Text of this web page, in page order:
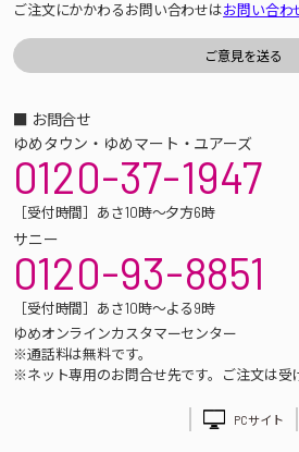
ご注文にかかわるお問い合わせはお問い合わ
■ お問合せ
ゆめタウン・ゆめマート・ユアーズ
0120-37-1947
［受付時間］あさ10時～夕方6時
サニー
0120-93-8851
［受付時間］あさ10時～よる9時
ゆめオンラインカスタマーセンター
※通話料は無料です。
※ネット専用のお問合せ先です。ご注文は受
PCサイト